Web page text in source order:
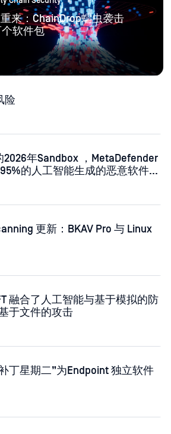
来：ChainDrop蠕虫袭击
软件包
险
年Sandbox ，MetaDefender
的人工智能生成的恶意软件样
更新：BKAV Pro 与 Linux
融合了人工智能与基于模拟的防
于文件的攻击
丁星期二”为Endpoint 独立软件